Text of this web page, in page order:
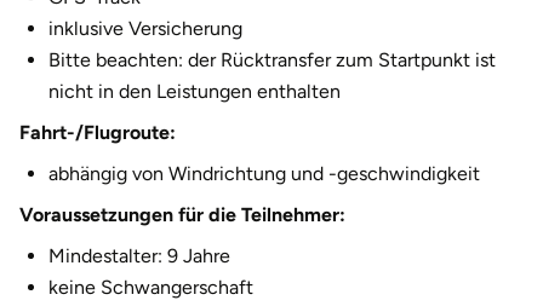
inklusive Versicherung
Bitte beachten: der Rücktransfer zum Startpunkt ist
nicht in den Leistungen enthalten
Fahrt-/Flugroute:
abhängig von Windrichtung und -geschwindigkeit
Voraussetzungen für die Teilnehmer:
Mindestalter: 9 Jahre
keine Schwangerschaft